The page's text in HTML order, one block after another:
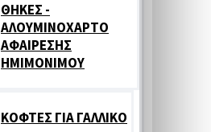
ΘΗΚΕΣ -
ΑΛΟΥΜΙΝΟΧΑΡΤΟ
ΑΦΑΙΡΕΣΗΣ
ΗΜΙΜΟΝΙΜΟΥ
ΚΟΦΤΕΣ ΓΙΑ ΓΑΛΛΙΚΟ